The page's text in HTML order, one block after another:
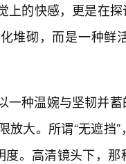
上的快感，更是在
堆砌，而是一种鲜
一种温婉与坚韧并
放大。所谓“无遮挡
度。高清镜头下，